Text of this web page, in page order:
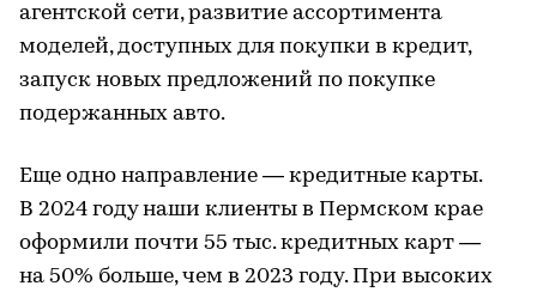
агентской сети, развитие ассортимента
моделей, доступных для покупки в кредит,
запуск новых предложений по покупке
подержанных авто.
Еще одно направление — кредитные карты.
В 2024 году наши клиенты в Пермском крае
оформили почти 55 тыс. кредитных карт —
на 50% больше, чем в 2023 году. При высоких